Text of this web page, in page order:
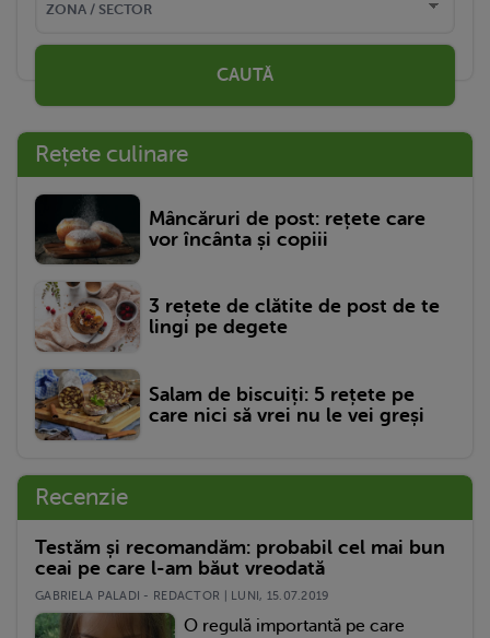
CAUTĂ
Rețete culinare
Mâncăruri de post: rețete care
vor încânta și copiii
3 rețete de clătite de post de te
lingi pe degete
Salam de biscuiți: 5 rețete pe
care nici să vrei nu le vei greși
Recenzie
Testăm și recomandăm: probabil cel mai bun
ceai pe care l-am băut vreodată
GABRIELA PALADI - REDACTOR | LUNI, 15.07.2019
O regulă importantă pe care